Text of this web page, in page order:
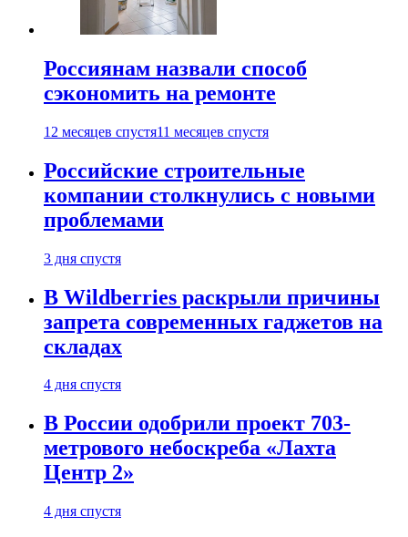
Россиянам назвали способ
сэкономить на ремонте
12 месяцев спустя11 месяцев спустя
Российские строительные
компании столкнулись с новыми
проблемами
3 дня спустя
В Wildberries раскрыли причины
запрета современных гаджетов на
складах
4 дня спустя
В России одобрили проект 703-
метрового небоскреба «Лахта
Центр 2»
4 дня спустя